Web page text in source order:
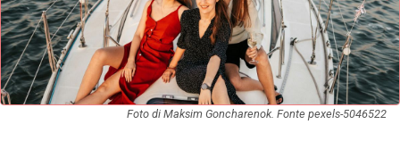
Foto di Maksim Goncharenok. Fonte pexels-5046522